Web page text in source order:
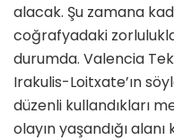
alacak. Şu zamana
coğrafyadaki
durumda. Valencia
Irakulis-Loitxate’ın
düzenli kullandıkları
olayın yaşandığı